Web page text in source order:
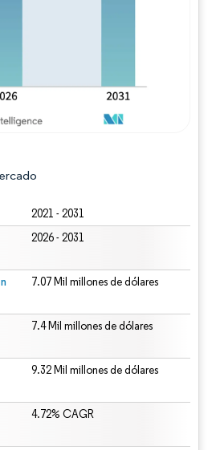
2021 - 2031
2026 - 2031
7.07 Mil millones de dólares
7.4 Mil millones de dólares
9.32 Mil millones de dólares
4.72% CAGR